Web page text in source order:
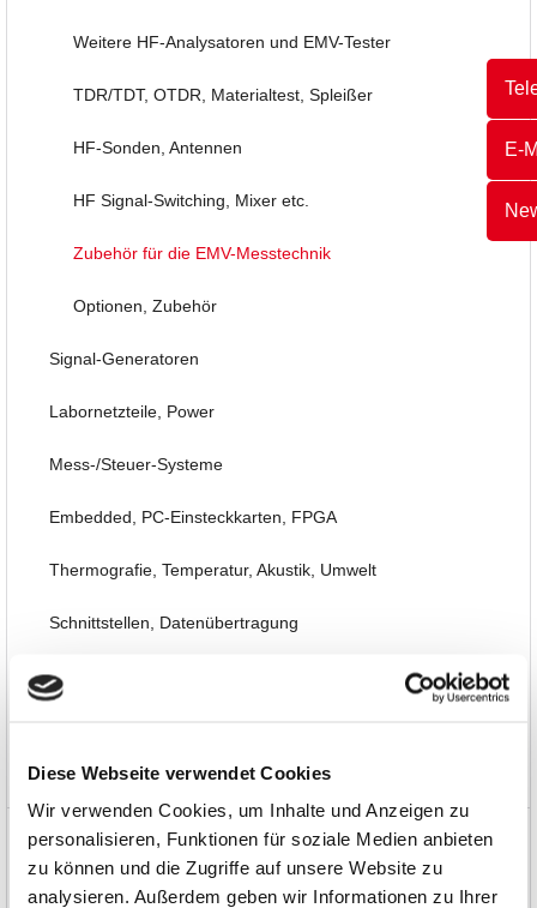
Diese Webseite verwendet Cookies
Wir verwenden Cookies, um Inhalte und Anzeigen zu
personalisieren, Funktionen für soziale Medien anbieten
zu können und die Zugriffe auf unsere Website zu
analysieren. Außerdem geben wir Informationen zu Ihrer
E-
Weitere HF-Analysatoren und EMV-Tester
TDR/TDT, OTDR, Materialtest, Spleißer
HF-Sonden, Antennen
HF Signal-Switching, Mixer etc.
Zubehör für die EMV-Messtechnik
Optionen, Zubehör
Signal-Generatoren
Labornetzteile, Power
Mess-/Steuer-Systeme
Embedded, PC-Einsteckkarten, FPGA
Thermografie, Temperatur, Akustik, Umwelt
Schnittstellen, Datenübertragung
Automotive
Sonderbeschaffung und EOL
News und Aktionen
Über uns